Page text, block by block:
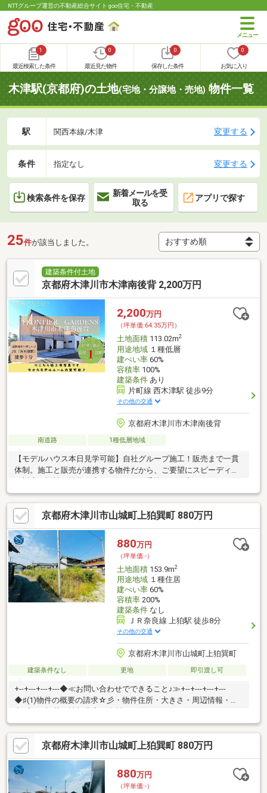
NTTグループ運営の不動産総合サイト goo住宅・不動産
1
最近検索した条件
0
最近見た物件
0
保存した条件
0
お気に入り
木津駅(京都府)の土地(宅地・分譲地・売地) 物件一覧
駅 関西本線/木津 変更する
条件 指定なし 変更する
検索条件を保存
新着メールを受
取る
アプリで探す
25件が該当しました。
建築条件付土地
京都府木津川市木津南後背 2,200万円
2,200万円
（坪単価:64.35万円）
土地面積113.02m2
用途地域１種低層
建ぺい率60%
容積率100%
建築条件あり
片町線 西木津駅 徒歩9分
その他の交通
京都府木津川市木津南後背
南道路 1種低層地域
【モデルハウス本日見学可能】自社グループ施工！販売まで一貫
体制。施工と販売が連携する物件だから、ご要望にスピーディー
に対応。設計・性能・広さ、すべてに妥協しない家づくり。
京都府木津川市山城町上狛巽町 880万円
880万円
（坪単価:-）
土地面積153.9m2
用途地域１種住居
建ぺい率60%
容積率200%
建築条件なし
ＪＲ奈良線 上狛駅 徒歩8分
その他の交通
京都府木津川市山城町上狛巽町
建築条件なし 更地 即引渡し可
+--+---+---+---◆≪お問い合わせでできること♪≫+--+---+---+---
◆♯(1)物件の概要の請求☆彡・物件住所・大きさ・周辺情報・参
◆♯(2)資金計画☆彡・購入に掛かる費用の確認・お客様の借りれ
る住宅ローンの確認・建築費用の確認--+---+---◆♯(3)類似物件のご
紹介☆彡・エリアや大きさ、予算に合わせて比較いただける物件
のご紹介--+---+---◆♯(4)見学予約☆彡・百聞は一見に如かず！実
際に現地で誰にでも分かりやすくご説明いたします♪
京都府木津川市山城町上狛巽町 880万円
880万円
（坪単価:-）